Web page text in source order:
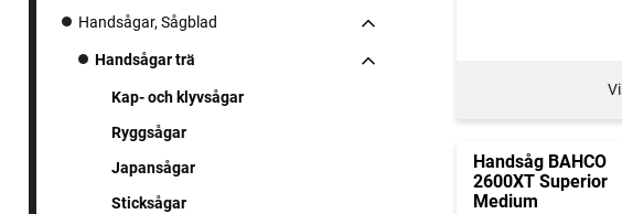
Handsågar, Sågblad
Handsågar trä
Kap- och klyvsågar
Ryggsågar
Japansågar
Sticksågar
Handsåg BAHCO
2600XT Superior
Medium